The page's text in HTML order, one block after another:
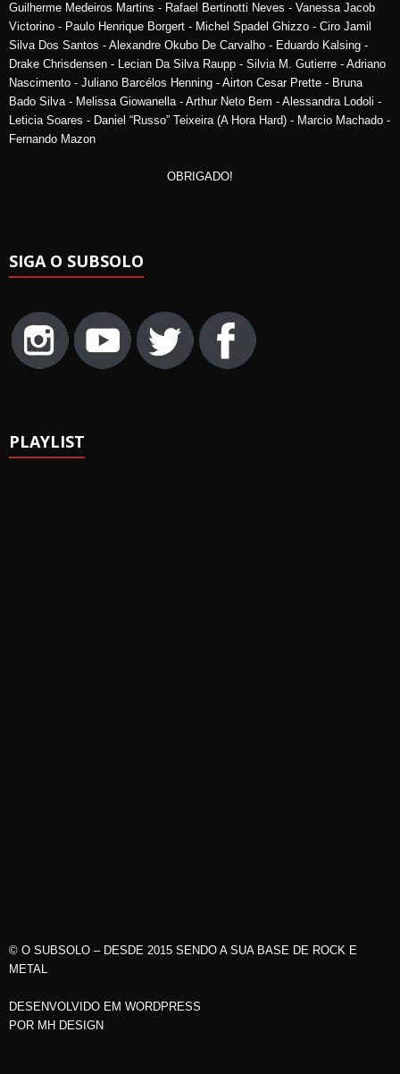
Guilherme Medeiros Martins - Rafael Bertinotti Neves - Vanessa Jacob
Victorino - Paulo Henrique Borgert - Michel Spadel Ghizzo - Ciro Jamil
Silva Dos Santos - Alexandre Okubo De Carvalho - Eduardo Kalsing -
Drake Chrisdensen - Lecian Da Silva Raupp - Silvia M. Gutierre - Adriano
Nascimento - Juliano Barcélos Henning - Airton Cesar Prette - Bruna
Bado Silva - Melissa Giowanella - Arthur Neto Bem - Alessandra Lodoli -
Leticia Soares - Daniel “Russo” Teixeira (A Hora Hard) - Marcio Machado -
Fernando Mazon
OBRIGADO!
SIGA O SUBSOLO
PLAYLIST
© O SUBSOLO – DESDE 2015 SENDO A SUA BASE DE ROCK E
METAL
DESENVOLVIDO EM WORDPRESS
POR MH DESIGN